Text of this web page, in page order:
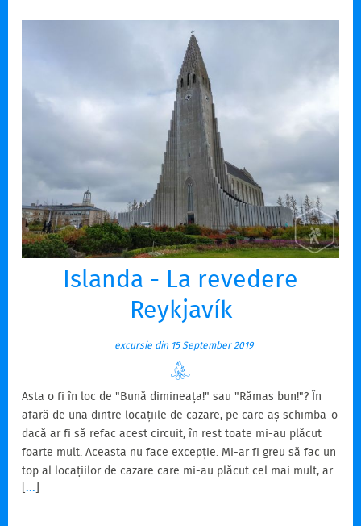
Islanda - La revedere
Reykjavík
excursie din 15 September 2019
Asta o fi în loc de "Bună dimineața!" sau "Rămas bun!"? În
afară de una dintre locațiile de cazare, pe care aș schimba-o
dacă ar fi să refac acest circuit, în rest toate mi-au plăcut
foarte mult. Aceasta nu face excepție. Mi-ar fi greu să fac un
top al locațiilor de cazare care mi-au plăcut cel mai mult, ar
trebui să aplic un barem de departajare foarte exigent,
[...]